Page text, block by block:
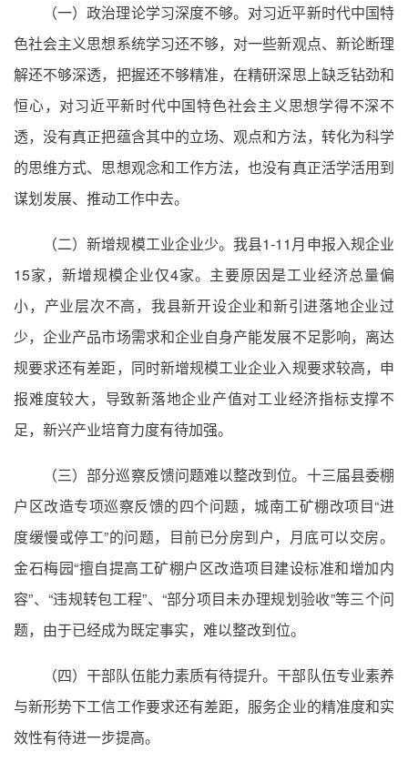
（一）政治理论学习深度不够。对习近平新时代中国特
色社会主义思想系统学习还不够，对一些新观点、新论断理
解还不够深透，把握还不够精准，在精研深思上缺乏钻劲和
恒心，对习近平新时代中国特色社会主义思想学得不深不
透，没有真正把蕴含其中的立场、观点和方法，转化为科学
的思维方式、思想观念和工作方法，也没有真正活学活用到
谋划发展、推动工作中去。
（二）新增规模工业企业少。我县1-11月申报入规企业
15家，新增规模企业仅4家。主要原因是工业经济总量偏
小，产业层次不高，我县新开设企业和新引进落地企业过
少，企业产品市场需求和企业自身产能发展不足影响，离达
规要求还有差距，同时新增规模工业企业入规要求较高，申
报难度较大，导致新落地企业产值对工业经济指标支撑不
足，新兴产业培育力度有待加强。
（三）部分巡察反馈问题难以整改到位。十三届县委棚
户区改造专项巡察反馈的四个问题，城南工矿棚改项目“进
度缓慢或停工”的问题，目前已分房到户，月底可以交房。
金石梅园“擅自提高工矿棚户区改造项目建设标准和增加内
容”、“违规转包工程”、“部分项目未办理规划验收”等三个问
题，由于已经成为既定事实，难以整改到位。
（四）干部队伍能力素质有待提升。干部队伍专业素养
与新形势下工信工作要求还有差距，服务企业的精准度和实
效性有待进一步提高。